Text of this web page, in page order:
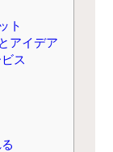
ト
アイデア
ス